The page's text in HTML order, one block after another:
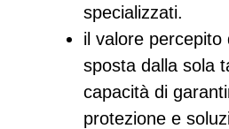
specializzati.​
il valore percepito
sposta dalla sola
capacità di
protezione e